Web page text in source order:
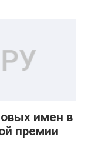
имен в
премии